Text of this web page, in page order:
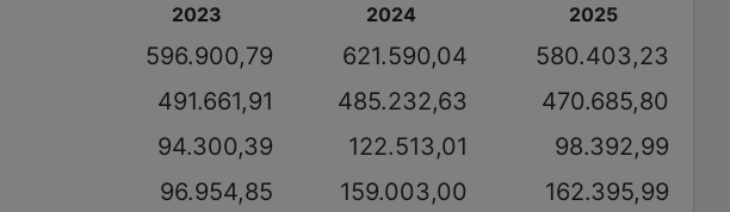
2023 2024 2025
596.900,79 621.590,04
580.403,23
491.661,91 485.232,63
470.685,80
94.300,39 122.513,01
98.392,99
96.954,85 159.003,00
162.395,99